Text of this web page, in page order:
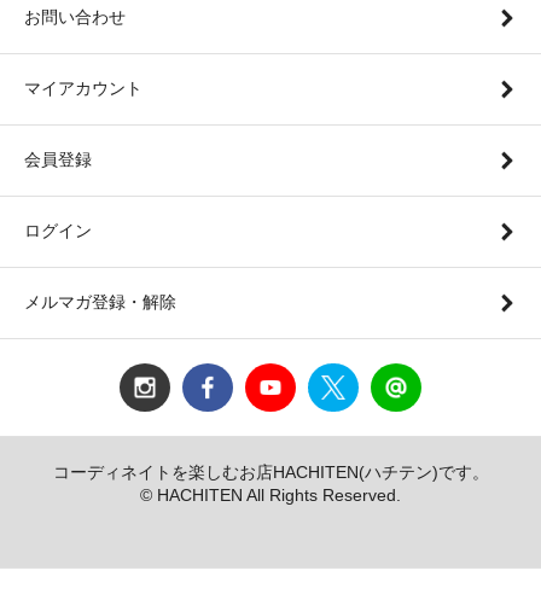
お問い合わせ
マイアカウント
会員登録
ログイン
メルマガ登録・解除
コーディネイトを楽しむお店HACHITEN(ハチテン)です。
© HACHITEN All Rights Reserved.